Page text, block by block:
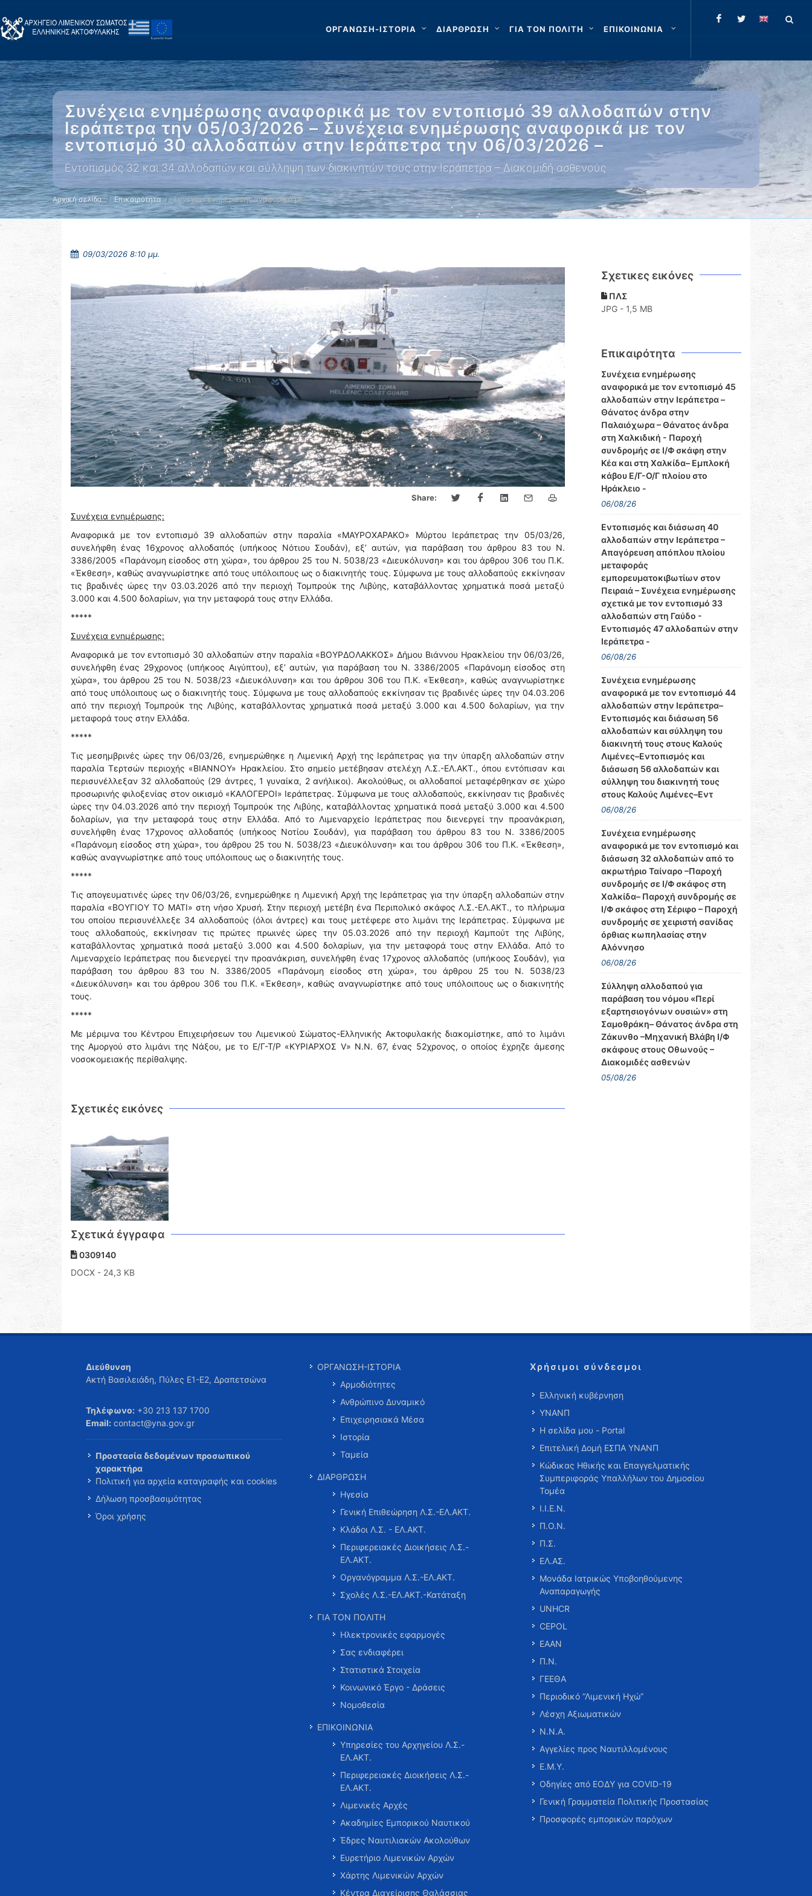
ΟΡΓΑΝΩΣΗ-ΙΣΤΟΡΙΑ ΔΙΑΡΘΡΩΣΗ ΓΙΑ ΤΟΝ ΠΟΛΙΤΗ ΕΠΙΚΟΙΝΩΝΙΑ
Συνέχεια ενημέρωσης αναφορικά με τον εντοπισμό 39 αλλοδαπών στην
Ιεράπετρα την 05/03/2026 – Συνέχεια ενημέρωσης αναφορικά με τον
εντοπισμό 30 αλλοδαπών στην Ιεράπετρα την 06/03/2026 –
Εντοπισμός 32 και 34 αλλοδαπών και σύλληψη των διακινητών τους στην Ιεράπετρα – Διακομιδή ασθενούς
Αρχική σελίδα Επικαιρότητα Συνέχεια ενημέρωσης αναφορικά με …
09/03/2026 8:10 μμ.
Share:
Συνέχεια ενημέρωσης:
Αναφορικά με τον εντοπισμό 39 αλλοδαπών στην παραλία «ΜΑΥΡΟΧΑΡΑΚΟ» Μύρτου Ιεράπετρας την 05/03/26,
συνελήφθη ένας 16χρονος αλλοδαπός (υπήκοος Νότιου Σουδάν), εξ’ αυτών, για παράβαση του άρθρου 83 του Ν.
3386/2005 «Παράνομη είσοδος στη χώρα», του άρθρου 25 του Ν. 5038/23 «Διευκόλυνση» και του άρθρου 306 του Π.Κ.
«Έκθεση», καθώς αναγνωρίστηκε από τους υπόλοιπους ως ο διακινητής τους. Σύμφωνα με τους αλλοδαπούς εκκίνησαν
τις βραδινές ώρες την 03.03.2026 από την περιοχή Τομπρούκ της Λιβύης, καταβάλλοντας χρηματικά ποσά μεταξύ
3.000 και 4.500 δολαρίων, για την μεταφορά τους στην Ελλάδα.
*****
Συνέχεια ενημέρωσης:
Αναφορικά με τον εντοπισμό 30 αλλοδαπών στην παραλία «ΒΟΥΡΔΟΛΑΚΚΟΣ» Δήμου Βιάννου Ηρακλείου την 06/03/26,
συνελήφθη ένας 29χρονος (υπήκοος Αιγύπτου), εξ’ αυτών, για παράβαση του Ν. 3386/2005 «Παράνομη είσοδος στη
χώρα», του άρθρου 25 του Ν. 5038/23 «Διευκόλυνση» και του άρθρου 306 του Π.Κ. «Έκθεση», καθώς αναγνωρίστηκε
από τους υπόλοιπους ως ο διακινητής τους. Σύμφωνα με τους αλλοδαπούς εκκίνησαν τις βραδινές ώρες την 04.03.206
από την περιοχή Τομπρούκ της Λιβύης, καταβάλλοντας χρηματικά ποσά μεταξύ 3.000 και 4.500 δολαρίων, για την
μεταφορά τους στην Ελλάδα.
*****
Τις μεσημβρινές ώρες την 06/03/26, ενημερώθηκε η Λιμενική Αρχή της Ιεράπετρας για την ύπαρξη αλλοδαπών στην
παραλία Τερτσών περιοχής «ΒΙΑΝΝΟΥ» Ηρακλείου. Στο σημείο μετέβησαν στελέχη Λ.Σ.-ΕΛ.ΑΚΤ., όπου εντόπισαν και
περισυνέλλεξαν 32 αλλοδαπούς (29 άντρες, 1 γυναίκα, 2 ανήλικοι). Ακολούθως, οι αλλοδαποί μεταφέρθηκαν σε χώρο
προσωρινής φιλοξενίας στον οικισμό «ΚΑΛΟΓΕΡΟΙ» Ιεράπετρας. Σύμφωνα με τους αλλοδαπούς, εκκίνησαν τις βραδινές
ώρες την 04.03.2026 από την περιοχή Τομπρούκ της Λιβύης, καταβάλλοντας χρηματικά ποσά μεταξύ 3.000 και 4.500
δολαρίων, για την μεταφορά τους στην Ελλάδα. Από το Λιμεναρχείο Ιεράπετρας που διενεργεί την προανάκριση,
συνελήφθη ένας 17χρονος αλλοδαπός (υπήκοος Νοτίου Σουδάν), για παράβαση του άρθρου 83 του Ν. 3386/2005
«Παράνομη είσοδος στη χώρα», του άρθρου 25 του Ν. 5038/23 «Διευκόλυνση» και του άρθρου 306 του Π.Κ. «Έκθεση»,
καθώς αναγνωρίστηκε από τους υπόλοιπους ως ο διακινητής τους.
*****
Τις απογευματινές ώρες την 06/03/26, ενημερώθηκε η Λιμενική Αρχή της Ιεράπετρας για την ύπαρξη αλλοδαπών στην
παραλία «ΒΟΥΓΙΟΥ ΤΟ ΜΑΤΙ» στη νήσο Χρυσή. Στην περιοχή μετέβη ένα Περιπολικό σκάφος Λ.Σ.-ΕΛ.ΑΚΤ., το πλήρωμα
του οποίου περισυνέλλεξε 34 αλλοδαπούς (όλοι άντρες) και τους μετέφερε στο λιμάνι της Ιεράπετρας. Σύμφωνα με
τους αλλοδαπούς, εκκίνησαν τις πρώτες πρωινές ώρες την 05.03.2026 από την περιοχή Καμπούτ της Λιβύης,
καταβάλλοντας χρηματικά ποσά μεταξύ 3.000 και 4.500 δολαρίων, για την μεταφορά τους στην Ελλάδα. Από το
Λιμεναρχείο Ιεράπετρας που διενεργεί την προανάκριση, συνελήφθη ένας 17χρονος αλλοδαπός (υπήκοος Σουδάν), για
παράβαση του άρθρου 83 του Ν. 3386/2005 «Παράνομη είσοδος στη χώρα», του άρθρου 25 του Ν. 5038/23
«Διευκόλυνση» και του άρθρου 306 του Π.Κ. «Έκθεση», καθώς αναγνωρίστηκε από τους υπόλοιπους ως ο διακινητής
τους.
*****
Με μέριμνα του Κέντρου Επιχειρήσεων του Λιμενικού Σώματος-Ελληνικής Ακτοφυλακής διακομίστηκε, από το λιμάνι
της Αμοργού στο λιμάνι της Νάξου, με το Ε/Γ-Τ/Ρ «ΚΥΡΙΑΡΧΟΣ V» Ν.N. 67, ένας 52χρονος, ο οποίος έχρηζε άμεσης
νοσοκομειακής περίθαλψης.
Σχετικές εικόνες
Σχετικά έγγραφα
0309140
DOCX - 24,3 KB
Σχετικες εικόνες
ΠΛΣ
JPG - 1,5 MB
Επικαιρότητα
Συνέχεια ενημέρωσης
αναφορικά με τον εντοπισμό 45
αλλοδαπών στην Ιεράπετρα –
Θάνατος άνδρα στην
Παλαιόχωρα – Θάνατος άνδρα
στη Χαλκιδική - Παροχή
συνδρομής σε Ι/Φ σκάφη στην
Κέα και στη Χαλκίδα– Εμπλοκή
κάβου Ε/Γ-Ο/Γ πλοίου στο
Ηράκλειο -
06/08/26
Εντοπισμός και διάσωση 40
αλλοδαπών στην Ιεράπετρα –
Απαγόρευση απόπλου πλοίου
μεταφοράς
εμπορευματοκιβωτίων στον
Πειραιά – Συνέχεια ενημέρωσης
σχετικά με τον εντοπισμό 33
αλλοδαπών στη Γαύδο -
Εντοπισμός 47 αλλοδαπών στην
Ιεράπετρα -
06/08/26
Συνέχεια ενημέρωσης
αναφορικά με τον εντοπισμό 44
αλλοδαπών στην Ιεράπετρα–
Εντοπισμός και διάσωση 56
αλλοδαπών και σύλληψη του
διακινητή τους στους Καλούς
Λιμένες–Εντοπισμός και
διάσωση 56 αλλοδαπών και
σύλληψη του διακινητή τους
στους Καλούς Λιμένες–Εντ
06/08/26
Συνέχεια ενημέρωσης
αναφορικά με τον εντοπισμό και
διάσωση 32 αλλοδαπών από το
ακρωτήριο Ταίναρο –Παροχή
συνδρομής σε Ι/Φ σκάφος στη
Χαλκίδα– Παροχή συνδρομής σε
Ι/Φ σκάφος στη Σέριφο – Παροχή
συνδρομής σε χειριστή σανίδας
όρθιας κωπηλασίας στην
Αλόννησο
06/08/26
Σύλληψη αλλοδαπού για
παράβαση του νόμου «Περί
εξαρτησιογόνων ουσιών» στη
Σαμοθράκη– Θάνατος άνδρα στη
Ζάκυνθο –Μηχανική Βλάβη Ι/Φ
σκάφους στους Οθωνούς –
Διακομιδές ασθενών
05/08/26
Διεύθυνση
Ακτή Βασιλειάδη, Πύλες Ε1-Ε2, Δραπετσώνα
Τηλέφωνο: +30 213 137 1700
Email: contact@yna.gov.gr
Προστασία δεδομένων προσωπικού
χαρακτήρα
Πολιτική για αρχεία καταγραφής και cookies
Δήλωση προσβασιμότητας
Όροι χρήσης
ΟΡΓΑΝΩΣΗ-ΙΣΤΟΡΙΑ
Αρμοδιότητες
Ανθρώπινο Δυναμικό
Επιχειρησιακά Μέσα
Ιστορία
Ταμεία
ΔΙΑΡΘΡΩΣΗ
Ηγεσία
Γενική Επιθεώρηση Λ.Σ.-ΕΛ.ΑΚΤ.
Κλάδοι Λ.Σ. - ΕΛ.ΑΚΤ.
Περιφερειακές Διοικήσεις Λ.Σ.-
ΕΛ.ΑΚΤ.
Οργανόγραμμα Λ.Σ.-ΕΛ.ΑΚΤ.
Σχολές Λ.Σ.-ΕΛ.ΑΚΤ.-Κατάταξη
ΓΙΑ ΤΟΝ ΠΟΛΙΤΗ
Ηλεκτρονικές εφαρμογές
Σας ενδιαφέρει
Στατιστικά Στοιχεία
Κοινωνικό Έργο - Δράσεις
Νομοθεσία
ΕΠΙΚΟΙΝΩΝΙΑ
Υπηρεσίες του Αρχηγείου Λ.Σ.-
ΕΛ.ΑΚΤ.
Περιφερειακές Διοικήσεις Λ.Σ.-
ΕΛ.ΑΚΤ.
Λιμενικές Αρχές
Ακαδημίες Εμπορικού Ναυτικού
Έδρες Ναυτιλιακών Ακολούθων
Ευρετήριο Λιμενικών Αρχών
Χάρτης Λιμενικών Αρχών
Κέντρα Διαχείρισης Θαλάσσιας
Χρήσιμοι σύνδεσμοι
Ελληνική κυβέρνηση
ΥΝΑΝΠ
Η σελίδα μου - Portal
Επιτελική Δομή ΕΣΠΑ ΥΝΑΝΠ
Κώδικας Ηθικής και Επαγγελματικής
Συμπεριφοράς Υπαλλήλων του Δημοσίου
Τομέα
Ι.Ι.Ε.Ν.
Π.Ο.Ν.
Π.Σ.
ΕΛ.ΑΣ.
Μονάδα Ιατρικώς Υποβοηθούμενης
Αναπαραγωγής
UNHCR
CEPOL
ΕΑΑΝ
Π.Ν.
ΓΕΕΘΑ
Περιοδικό “Λιμενική Ηχώ”
Λέσχη Αξιωματικών
Ν.Ν.Α.
Αγγελίες προς Ναυτιλλομένους
Ε.Μ.Υ.
Οδηγίες από ΕΟΔΥ για COVID-19
Γενική Γραμματεία Πολιτικής Προστασίας
Προσφορές εμπορικών παρόχων